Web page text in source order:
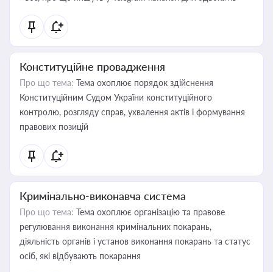
Конституційне провадження
Про що тема: Тема охоплює порядок здійснення
Конституційним Судом України конституційного
контролю, розгляду справ, ухвалення актів і формування
правових позицій
Кримінально-виконавча система
Про що тема: Тема охоплює організацію та правове
регулювання виконання кримінальних покарань,
діяльність органів і установ виконання покарань та статус
осіб, які відбувають покарання